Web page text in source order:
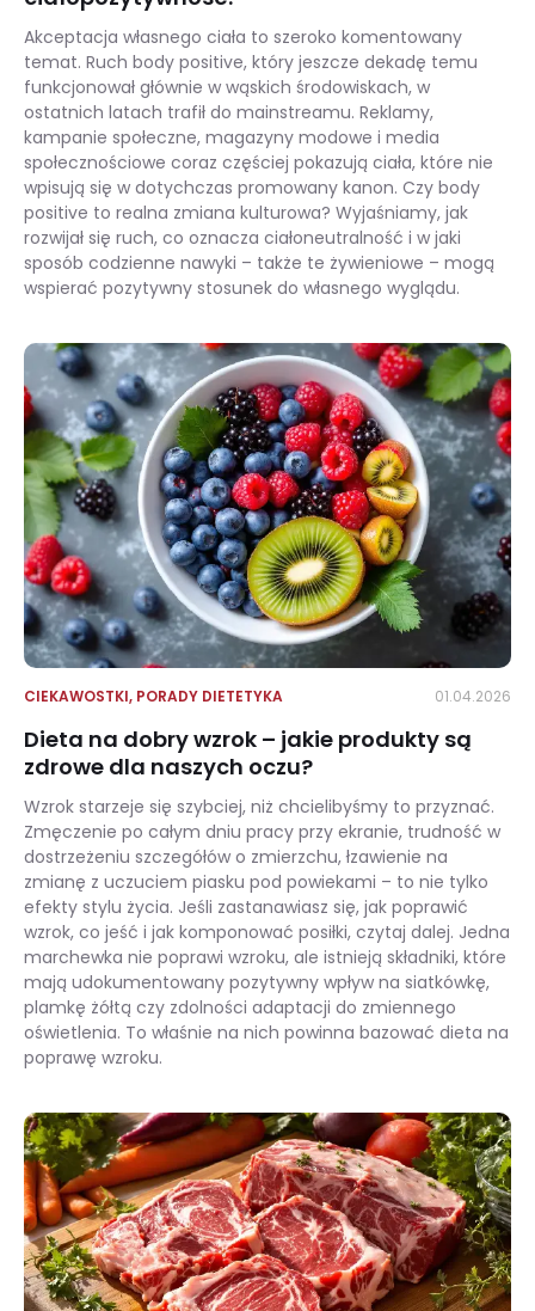
Akceptacja własnego ciała to szeroko komentowany
temat. Ruch body positive, który jeszcze dekadę temu
funkcjonował głównie w wąskich środowiskach, w
ostatnich latach trafił do mainstreamu. Reklamy,
kampanie społeczne, magazyny modowe i media
społecznościowe coraz częściej pokazują ciała, które nie
wpisują się w dotychczas promowany kanon. Czy body
positive to realna zmiana kulturowa? Wyjaśniamy, jak
rozwijał się ruch, co oznacza ciałoneutralność i w jaki
sposób codzienne nawyki – także te żywieniowe – mogą
wspierać pozytywny stosunek do własnego wyglądu.
CIEKAWOSTKI, PORADY DIETETYKA 01.04.2026
Dieta na dobry wzrok – jakie produkty są
zdrowe dla naszych oczu?
Wzrok starzeje się szybciej, niż chcielibyśmy to przyznać.
Zmęczenie po całym dniu pracy przy ekranie, trudność w
dostrzeżeniu szczegółów o zmierzchu, łzawienie na
zmianę z uczuciem piasku pod powiekami – to nie tylko
efekty stylu życia. Jeśli zastanawiasz się, jak poprawić
wzrok, co jeść i jak komponować posiłki, czytaj dalej. Jedna
marchewka nie poprawi wzroku, ale istnieją składniki, które
mają udokumentowany pozytywny wpływ na siatkówkę,
plamkę żółtą czy zdolności adaptacji do zmiennego
oświetlenia. To właśnie na nich powinna bazować dieta na
poprawę wzroku.